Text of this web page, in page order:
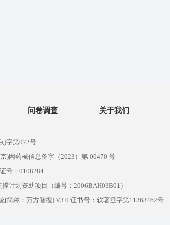
问卷调查 关于我们
)字第072号
)网药械信息备字（2023）第 00470 号
号：0108284
计划资助项目（编号：2006BAH03B01）
[简称：万方智搜] V3.0 证书号：软著登字第11363462号